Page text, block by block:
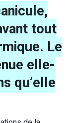
tout
Le
elle-
qu’elle